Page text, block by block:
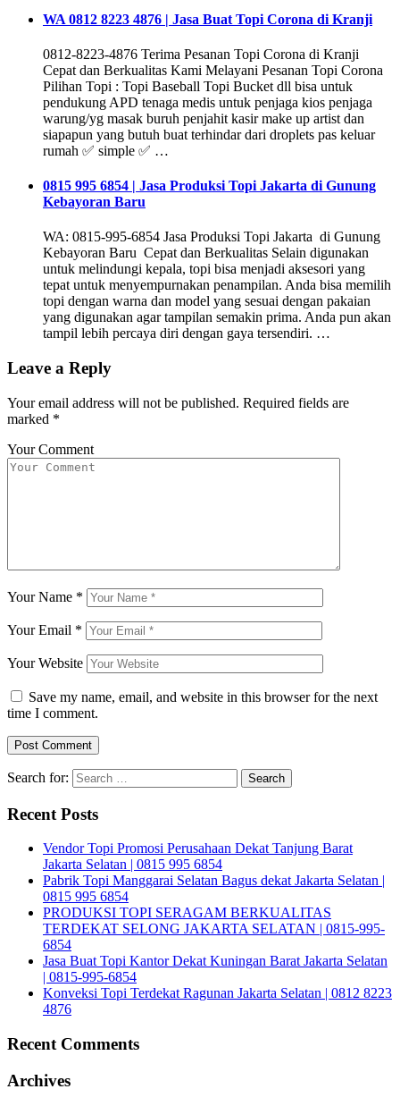
WA 0812 8223 4876 | Jasa Buat Topi Corona di Kranji
0812-8223-4876 Terima Pesanan Topi Corona di Kranji
Cepat dan Berkualitas Kami Melayani Pesanan Topi Corona
Pilihan Topi : Topi Baseball Topi Bucket dll bisa untuk
pendukung APD tenaga medis untuk penjaga kios penjaga
warung/yg masak buruh penjahit kasir make up artist dan
siapapun yang butuh buat terhindar dari droplets pas keluar
rumah ✅ simple ✅ …
0815 995 6854 | Jasa Produksi Topi Jakarta di Gunung
Kebayoran Baru
WA: 0815-995-6854 Jasa Produksi Topi Jakarta di Gunung
Kebayoran Baru Cepat dan Berkualitas Selain digunakan
untuk melindungi kepala, topi bisa menjadi aksesori yang
tepat untuk menyempurnakan penampilan. Anda bisa memilih
topi dengan warna dan model yang sesuai dengan pakaian
yang digunakan agar tampilan semakin prima. Anda pun akan
tampil lebih percaya diri dengan gaya tersendiri. …
Leave a Reply
Your email address will not be published. Required fields are
marked *
Your Comment
Your Name *
Your Email *
Your Website
Save my name, email, and website in this browser for the next
time I comment.
Search for:
Recent Posts
Vendor Topi Promosi Perusahaan Dekat Tanjung Barat
Jakarta Selatan | 0815 995 6854
Pabrik Topi Manggarai Selatan Bagus dekat Jakarta Selatan |
0815 995 6854
PRODUKSI TOPI SERAGAM BERKUALITAS
TERDEKAT SELONG JAKARTA SELATAN | 0815-995-
6854
Jasa Buat Topi Kantor Dekat Kuningan Barat Jakarta Selatan
| 0815-995-6854
Konveksi Topi Terdekat Ragunan Jakarta Selatan | 0812 8223
4876
Recent Comments
Archives